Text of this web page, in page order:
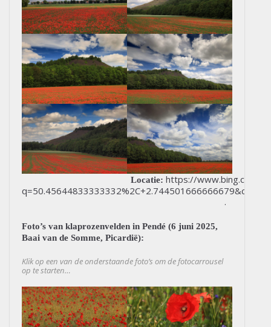
Locatie: https://www.bing.com/
.
Foto’s van klaprozenvelden in Pendé (6 juni 2025,
Baai van de Somme, Picardië):
Klik op een van de onderstaande foto’s om de fotocarrousel
op te starten…